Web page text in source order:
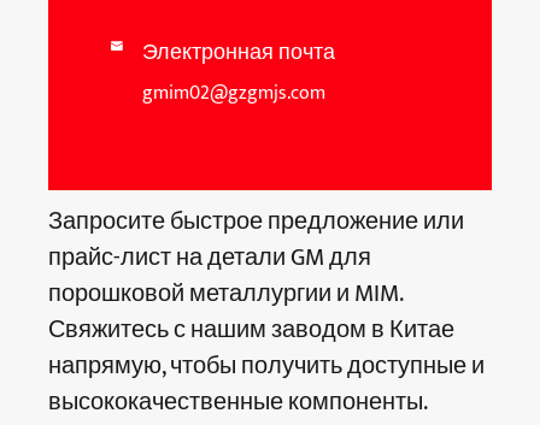
 Электронная почта
gmim02@gzgmjs.com
Запросите быстрое предложение или
прайс-лист на детали GM для
порошковой металлургии и MIM.
Свяжитесь с нашим заводом в Китае
напрямую, чтобы получить доступные и
высококачественные компоненты.